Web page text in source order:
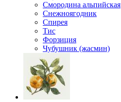
Смородина альпийская
Снежноягодник
Спирея
Тис
Форзиция
Чубушник (жасмин)